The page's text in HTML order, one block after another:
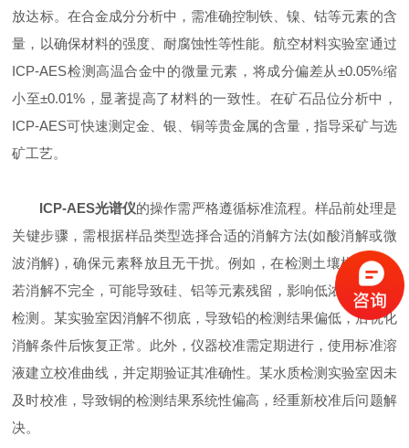
放达标。在合金成分分析中，需准确控制铁、镍、钴等元素的含
量，以确保材料的强度、耐腐蚀性等性能。航空材料实验室通过
ICP-AES检测高温合金中的微量元素，将成分偏差从±0.05%缩
小至±0.01%，显著提高了材料的一致性。在矿石品位分析中，
ICP-AES可快速测定金、银、铜等贵金属的含量，指导采矿与选
矿工艺。
ICP-AES光谱仪的操作需严格遵循标准流程。样品前处理是
关键步骤，需根据样品类型选择合适的消解方法(如酸消解或微
波消解)，确保元素释放且无干扰。例如，在检测土壤样品时，
若消解不完全，可能导致硅、铝等元素残留，影响低浓度元素的
检测。某实验室因消解不彻底，导致铅的检测结果偏低，后优化
消解条件后恢复正常。此外，仪器校准需定期进行，使用标准溶
液建立校准曲线，并定期验证其准确性。某水质检测实验室因未
及时校准，导致铜的检测结果系统性偏高，经重新校准后问题解
决。